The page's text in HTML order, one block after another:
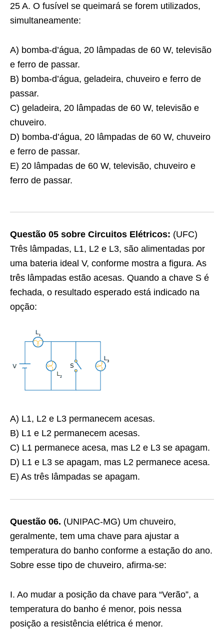
25 A. O fusível se queimará se forem utilizados,
simultaneamente:
A) bomba-d’água, 20 lâmpadas de 60 W, televisão
e ferro de passar.
B) bomba-d’água, geladeira, chuveiro e ferro de
passar.
C) geladeira, 20 lâmpadas de 60 W, televisão e
chuveiro.
D) bomba-d’água, 20 lâmpadas de 60 W, chuveiro
e ferro de passar.
E) 20 lâmpadas de 60 W, televisão, chuveiro e
ferro de passar.
Questão 05 sobre Circuitos Elétricos: (UFC)
Três lâmpadas, L1, L2 e L3, são alimentadas por
uma bateria ideal V, conforme mostra a figura. As
três lâmpadas estão acesas. Quando a chave S é
fechada, o resultado esperado está indicado na
opção:
A) L1, L2 e L3 permanecem acesas.
B) L1 e L2 permanecem acesas.
C) L1 permanece acesa, mas L2 e L3 se apagam.
D) L1 e L3 se apagam, mas L2 permanece acesa.
E) As três lâmpadas se apagam.
Questão 06. (UNIPAC-MG) Um chuveiro,
geralmente, tem uma chave para ajustar a
temperatura do banho conforme a estação do ano.
Sobre esse tipo de chuveiro, afirma-se:
I. Ao mudar a posição da chave para “Verão”, a
temperatura do banho é menor, pois nessa
posição a resistência elétrica é menor.